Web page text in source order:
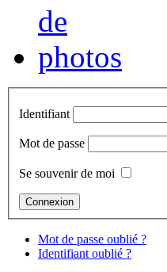
Identifiant
Mot de passe
Se souvenir de moi
Mot de passe oublié ?
Identifiant oublié ?